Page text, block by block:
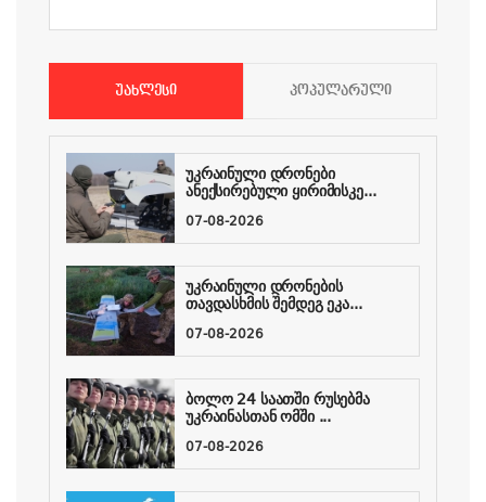
ᲣᲐᲮᲚᲔᲡᲘ ᲞᲝᲞᲣᲚᲐᲠᲣᲚᲘ
უკრაინული დრონები
ანექსირებული ყირიმისკე...
07-08-2026
უკრაინული დრონების
თავდასხმის შემდეგ ეკა...
07-08-2026
ბოლო 24 საათში რუსებმა
უკრაინასთან ომში ...
07-08-2026